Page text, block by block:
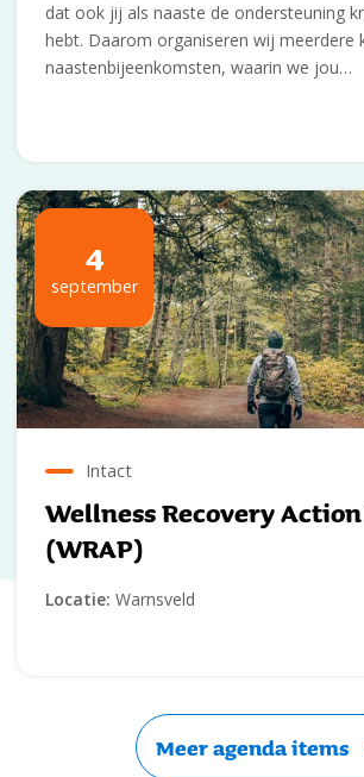
dat ook jij als naaste de ondersteuning
hebt. Daarom organiseren wij meerdere
naastenbijeenkomsten, waarin we jou…
4
september
Intact
Wellness Recovery
(WRAP)
Locatie: Warnsveld
Meer agenda items